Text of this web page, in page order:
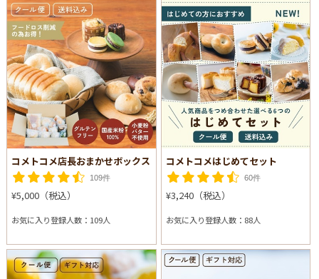
コメトコメ店長おまかせボックス
109件
¥5,000（税込）
お気に入り登録人数：109人
コメトコメはじめてセット
60件
¥3,240（税込）
お気に入り登録人数：88人